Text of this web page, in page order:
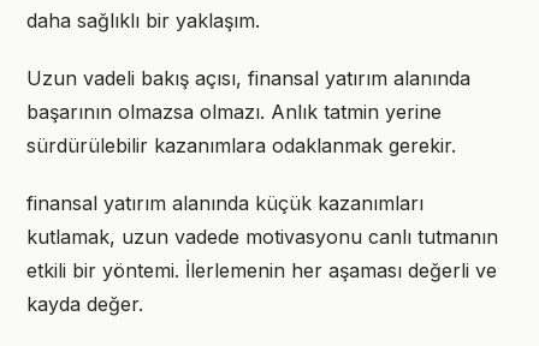
daha sağlıklı bir yaklaşım.
Uzun vadeli bakış açısı, finansal yatırım alanında
başarının olmazsa olmazı. Anlık tatmin yerine
sürdürülebilir kazanımlara odaklanmak gerekir.
finansal yatırım alanında küçük kazanımları
kutlamak, uzun vadede motivasyonu canlı tutmanın
etkili bir yöntemi. İlerlemenin her aşaması değerli ve
kayda değer.